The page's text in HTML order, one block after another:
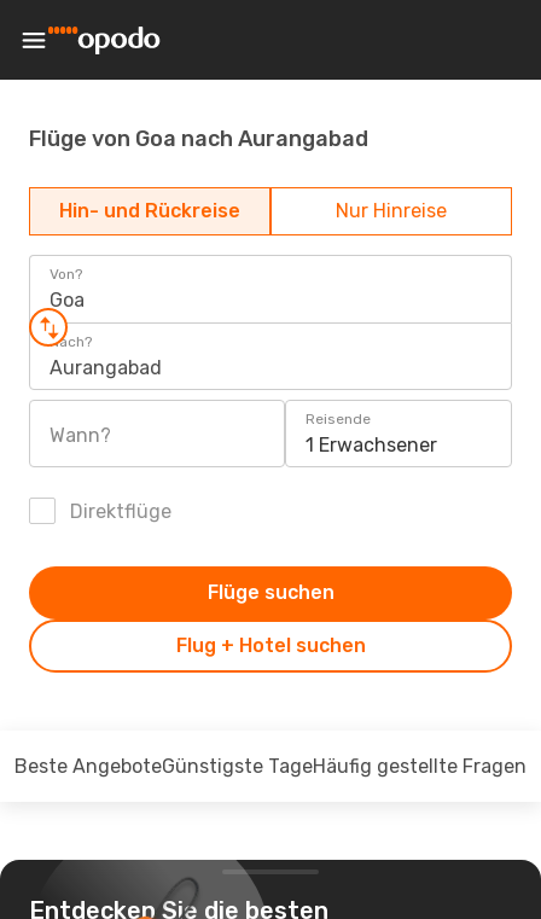
Flüge von Goa nach Aurangabad
Hin- und Rückreise Nur Hinreise
Von?
Goa
Nach?
Aurangabad
Wann?
Reisende
1 Erwachsener
Direktflüge
Flug + Hotel suchen
Flüge suchen
Beste AngeboteGünstigste TageHäufig gestellte Fragen
Entdecken Sie die besten